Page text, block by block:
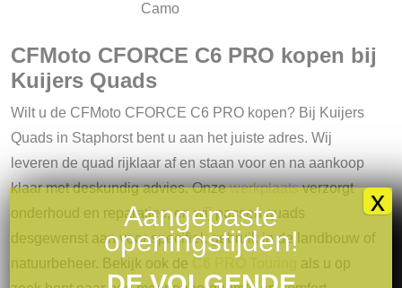
Camo
CFMoto CFORCE C6 PRO kopen bij
Kuijers Quads
Wilt u de CFMoto CFORCE C6 PRO kopen? Bij Kuijers
Quads in Staphorst bent u aan het juiste adres. Wij
leveren de quad rijklaar af en staan voor en na aankoop
klaar met deskundig advies. Onzewerkplaatsverzorgt
onderhoud en reparaties, en wij passen quads
desgewenst aan voor specifiek gebruik in de landbouw of
natuurbeheer. Bekijk ook de C6 PRO Touring als u op
Aangepaste
openingstijden!
x